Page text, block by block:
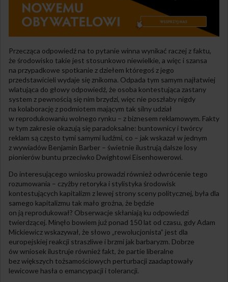
Przecząca odpowiedź na to pytanie winna wynikać raczej z faktu,
że środowisko takie jest stosunkowo niewielkie, a więc i szansa
na przypadkowe spotkanie z dziełem któregoś z jego
przedstawicieli wydaje się znikoma. Odpada tym samym najłatwiej
wlatująca do głowy odpowiedź, że osoba kontestująca zastany
system z pewnością się nim brzydzi, więc nie poszłaby nigdy
na kolaborację z podmiotem mającym tak silny udział
w reprodukowaniu wolnego rynku – z biznesem reklamowym. Fakty
w tym zakresie okazują się paradoksalne: buntownicy i twórcy
reklam są często tymi samymi ludźmi, co – jak wskazał w jednym
z wywiadów Benjamin Barber – świetnie ilustrują dalsze losy
pionierów buntu przeciwko Dwightowi Eisenhowerowi.
Do interesującego wniosku prowadzi również odwrócenie tego
rozumowania – czyżby retoryka i stylistyka środowisk
kontestujących kapitalizm z lewej strony sceny politycznej, była dla
samego kapitalizmu tak mało groźna, że będzie
on ją reprodukował? Obserwacje skłaniają ku odpowiedzi
twierdzącej. Minęło bowiem już ponad 150 lat od czasu, gdy Adam
Mickiewicz wskazywał, że słowo „rewolucjonista” jest dla
europejskiej reakcji straszliwe i brzmi jak barbaryzm. Dobrze
ów wniosek ilustruje również fakt, że partie liberalne
bez większych tożsamościowych perturbacji zaadaptowały
lewicowe hasła o emancypacji i tolerancji.